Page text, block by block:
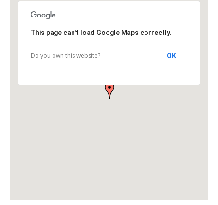
This page can't load Google Maps correctly.
Do you own this website? OK